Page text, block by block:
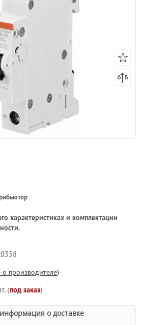
характеристиках и комплектации
производителе)
(под заказ)
о доставке